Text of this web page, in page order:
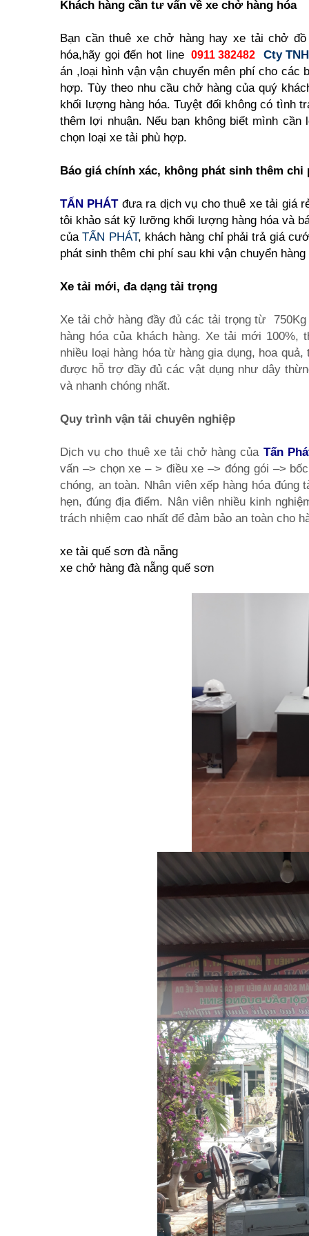
Khách hàng cần tư vấn về xe chở hàng hóa
Bạn cần thuê xe chở hàng hay xe tải chở
hóa,hãy gọi đến hot line 0911 382482
Cty
án ,loại hình vận vận chuyển mên phí cho các
hợp. Tùy theo nhu cầu chở hàng của quý
khối lượng hàng hóa. Tuyệt đối không có tình
thêm lợi nhuận. Nếu bạn không biết mình
chọn loại xe tải phù hợp.
Báo giá chính xác, không phát sinh thêm chi
TẤN PHÁT đưa ra dịch vụ cho thuê xe tải giá
tôi khảo sát kỹ lưỡng khối lượng hàng hóa và
củaTẤN PHÁT, khách hàng chỉ phải trả giá
phát sinh thêm chi phí sau khi vận chuyển
Xe tải mới, đa dạng tải trọng
Xe tải chở hàng đầy đủ các tải trọng từ
hàng hóa của khách hàng. Xe tải mới 100%,
nhiều loại hàng hóa từ hàng gia dụng, hoa
được hỗ trợ đầy đủ các vật dụng như dây
và nhanh chóng nhất.
Quy trình vận tải chuyên nghiệp
Dịch vụ cho thuê xe tải chở hàng củaTấn
vấn –> chọn xe – > điều xe –> đóng gói –>
chóng, an toàn. Nhân viên xếp hàng hóa
hẹn, đúng địa điểm. Nân viên nhiều kinh
trách nhiệm cao nhất để đảm bảo an toàn cho
xe tải quế sơn đà nẵng
xe chở hàng đà nẵng quế sơn